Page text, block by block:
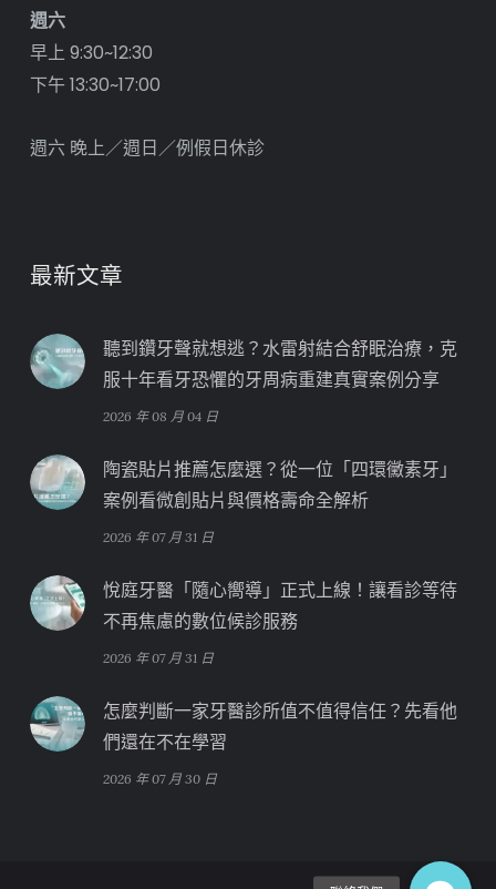
週六
早上 9:30~12:30
下午 13:30~17:00
週六 晚上／週日／例假日休診
最新文章
聽到鑽牙聲就想逃？水雷射結合舒眠治療，克
服十年看牙恐懼的牙周病重建真實案例分享
2026 年 08 月 04 日
陶瓷貼片推薦怎麼選？從一位「四環黴素牙」
案例看微創貼片與價格壽命全解析
2026 年 07 月 31 日
悅庭牙醫「隨心嚮導」正式上線！讓看診等待
不再焦慮的數位候診服務
2026 年 07 月 31 日
怎麼判斷一家牙醫診所值不值得信任？先看他
們還在不在學習
2026 年 07 月 30 日